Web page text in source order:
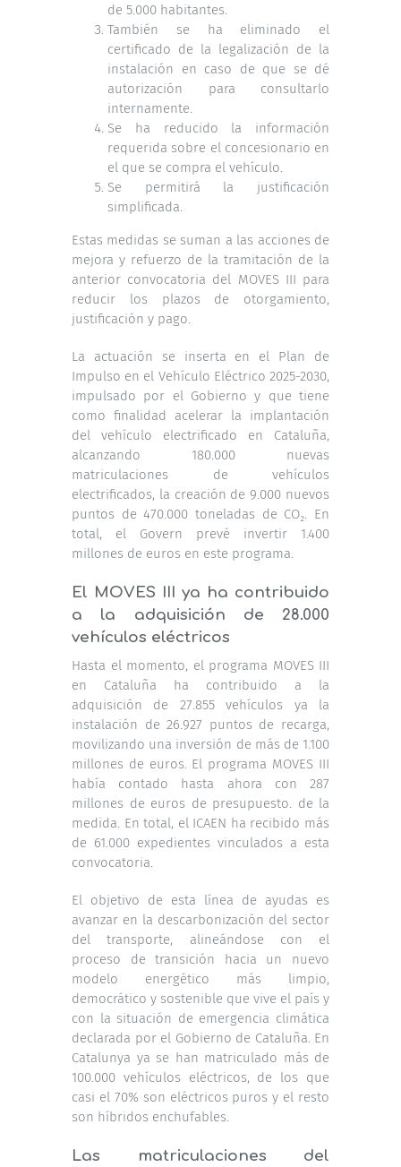
de 5.000 habitantes.
También se ha eliminado el
certificado de la legalización de la
instalación en caso de que se dé
autorización para consultarlo
internamente.
Se ha reducido la información
requerida sobre el concesionario en
el que se compra el vehículo.
Se permitirá la justificación
simplificada.
Estas medidas se suman a las acciones de
mejora y refuerzo de la tramitación de la
anterior convocatoria del MOVES III para
reducir los plazos de otorgamiento,
justificación y pago.
La actuación se inserta en el Plan de
Impulso en el Vehículo Eléctrico 2025-2030,
impulsado por el Gobierno y que tiene
como finalidad acelerar la implantación
del vehículo electrificado en Cataluña,
alcanzando 180.000 nuevas
matriculaciones de vehículos
electrificados, la creación de 9.000 nuevos
puntos de 470.000 toneladas de CO₂. En
total, el Govern prevé invertir 1.400
millones de euros en este programa.
El MOVES III ya ha contribuido
a la adquisición de 28.000
vehículos eléctricos
Hasta el momento, el programa MOVES III
en Cataluña ha contribuido a la
adquisición de 27.855 vehículos ya la
instalación de 26.927 puntos de recarga,
movilizando una inversión de más de 1.100
millones de euros. El programa MOVES III
había contado hasta ahora con 287
millones de euros de presupuesto. de la
medida. En total, el ICAEN ha recibido más
de 61.000 expedientes vinculados a esta
convocatoria.
El objetivo de esta línea de ayudas es
avanzar en la descarbonización del sector
del transporte, alineándose con el
proceso de transición hacia un nuevo
modelo energético más limpio,
democrático y sostenible que vive el país y
con la situación de emergencia climática
declarada por el Gobierno de Cataluña. En
Catalunya ya se han matriculado más de
100.000 vehículos eléctricos, de los que
casi el 70% son eléctricos puros y el resto
son híbridos enchufables.
Las matriculaciones del